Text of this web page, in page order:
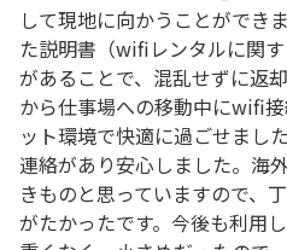
して現地に向かうことができ
た説明書（wifiレンタルに関す
があることで、混乱せずに返
から仕事場への移動中にwifi
ット環境で快適に過ごせまし
連絡があり安心しました。海
きものと思っていますので、
がたかったです。今後も利用し